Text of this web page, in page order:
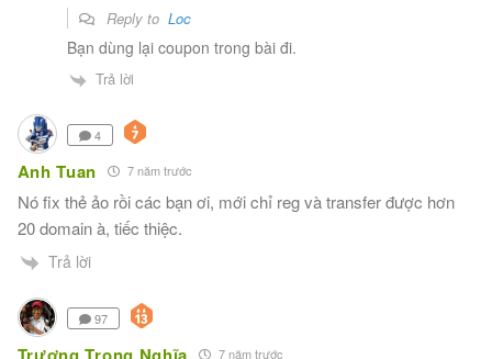
Reply toLoc
Bạn dùng lại coupon trong bài đi.
Trả lời
4
Anh Tuan 7 năm trước
Nó fix thẻ ảo rồi các bạn ơi, mới chỉ reg và transfer được hơn
20 domain à, tiếc thiệc.
Trả lời
97
7 năm trước